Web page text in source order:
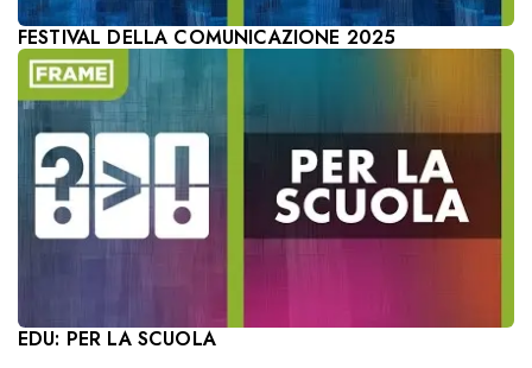
FESTIVAL DELLA COMUNICAZIONE 2025
EDU: PER LA SCUOLA